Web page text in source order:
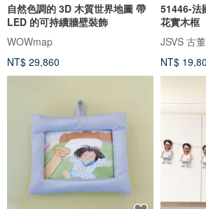
自然色調的 3D 木質世界地圖 帶
LED 的可持續牆壁裝飾
WOWmap
NT$ 29,860
51446-法
花實木框
JSVS 古
NT$